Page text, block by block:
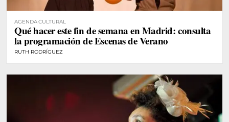
AGENDA CULTURAL
Qué hacer este fin de semana en Madrid: consulta
la programación de Escenas de Verano
RUTH RODRÍGUEZ